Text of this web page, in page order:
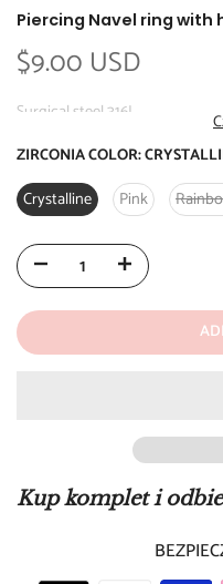
Piercing Navel ring
$9.00 USD
Surgical steel 316L
Price per piece in the selected
- Rod: 12 x 1.2 mm
- Nut: 5.5 x 5 x 3.5 mm
- Heart: 8.5 x 8 x 6 mm
✨ Investing in a belly button
ZIRCONIA COLOR:
Crystalline Pink
Kup komplet i